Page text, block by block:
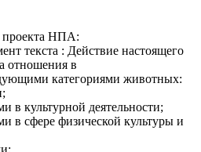
проекта НПА:
текста : Действие настоящего
отношения в
категориями животных:
в культурной деятельности;
в сфере физической культуры и